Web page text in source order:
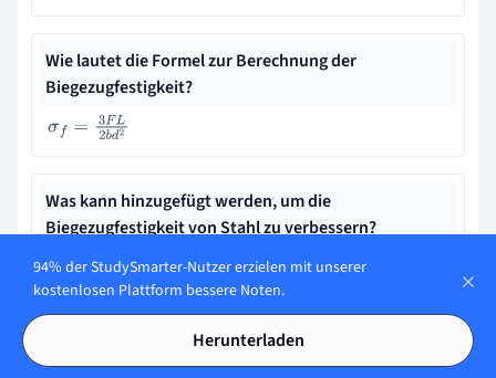
Wie lautet die Formel zur Berechnung der
Biegezugfestigkeit?
σf= 3F L2bd
Was kann hinzugefügt werden, um die
Biegezugfestigkeit von Stahl zu verbessern?
Legierungsmetalle wie Mangan, Nickel und Chrom.
Lerne schneller mit den 24
94% der StudySmarter-Nutzer erzielen mit unserer
kostenlosen Plattform bessere Noten.
Herunterladen